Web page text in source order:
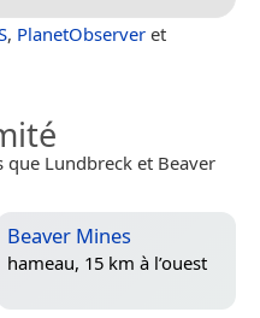
, PlanetObserver et
que Lundbreck et Beaver
Beaver Mines
hameau, 15 km à l’ouest